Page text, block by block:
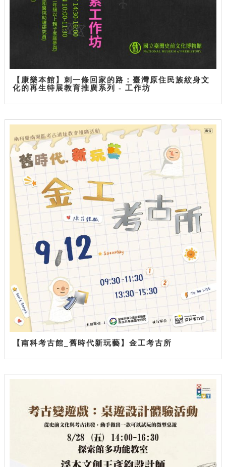
【康樂本館】刺一條回家的路：臺灣原住民族紋身文
化的再生特展教育推廣系列 - 工作坊
【南科考古館_舊時代新玩藝】金工考古所